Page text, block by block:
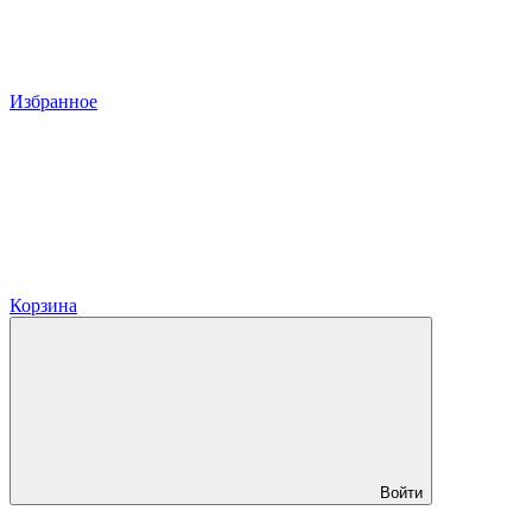
Избранное
Корзина
Войти